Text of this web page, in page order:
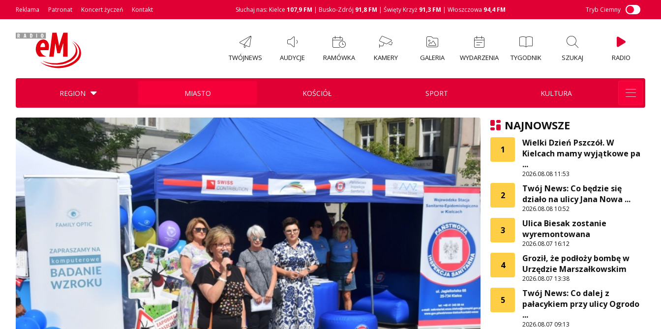
Reklama Patronat Koncert życzeń Kontakt Słuchaj nas: Kielce 107,9 FM | Busko-Zdrój 91,8 FM | Święty Krzyż 91,3 FM | Włoszczowa 94,4 FM Tryb Ciemny
TWÓJNEWS AUDYCJE RAMÓWKA KAMERY GALERIA WYDARZENIA TYGODNIK SZUKAJ RADIO
REGION MIASTO KOŚCIÓŁ SPORT KULTURA
NAJNOWSZE
1
Wielki Dzień Pszczół. W
Kielcach mamy wyjątkowe pa
...
2026.08.08 11:53
2
Twój News: Co będzie się
działo na ulicy Jana Nowa ...
2026.08.08 10:52
3
Ulica Biesak zostanie
wyremontowana
2026.08.07 16:12
4
Groził, że podłoży bombę w
Urzędzie Marszałkowskim
2026.08.07 13:38
5
Twój News: Co dalej z
pałacykiem przy ulicy Ogrodo
...
2026.08.07 09:13